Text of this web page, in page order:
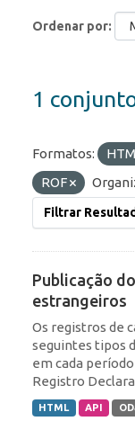
Ordenar por
1
Formatos:
ROF
Filtrar
Publicação
estrangeiros
Os registros de
seguintes tipos
em cada
Registro
HTML API